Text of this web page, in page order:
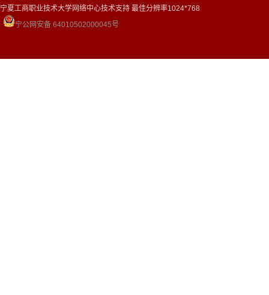
宁夏工商职业技术大学网络中心技术支持 最佳分辨率1024*768
宁公网安备 64010502000045号